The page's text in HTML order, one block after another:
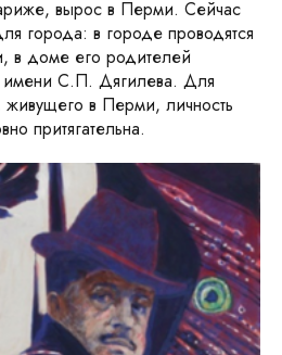
вырос в Перми. Сейчас
города: в городе проводятся
в доме его родителей
имени С.П. Дягилева. Для
живущего в Перми, личность
притягательна.